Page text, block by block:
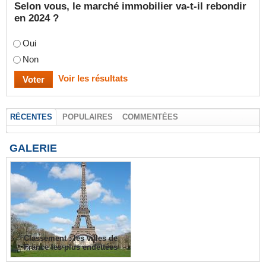
Selon vous, le marché immobilier va-t-il rebondir
en 2024 ?
Oui
Non
Voir les résultats
RÉCENTES POPULAIRES COMMENTÉES
GALERIE
Classement : les villes de
France les plus endettées